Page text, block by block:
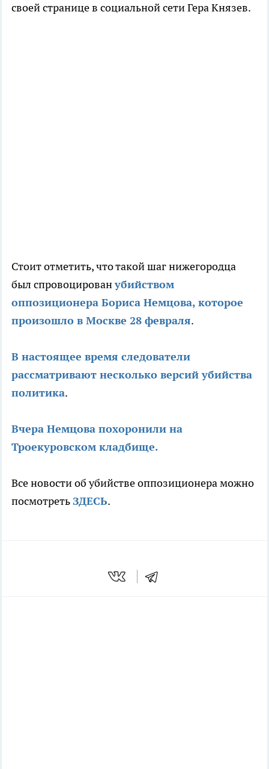
своей странице в социальной сети Гера Князев.
Стоит отметить, что такой шаг нижегородца
был спровоцированубийством
оппозиционера Бориса Немцова, которое
произошло в Москве 28 февраля.
В настоящее время следователи
рассматривают несколько версий убийства
политика.
Вчера Немцова похоронили на
Троекуровском кладбище.
Все новости об убийстве оппозиционера можно
посмотретьЗДЕСЬ.